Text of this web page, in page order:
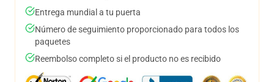
Entrega mundial a tu puerta
Número de seguimiento proporcionado para todos los
paquetes
Reembolso completo si el producto no es recibido